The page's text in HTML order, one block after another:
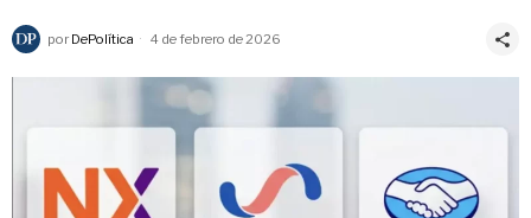
por DePolítica 4 de febrero de 2026